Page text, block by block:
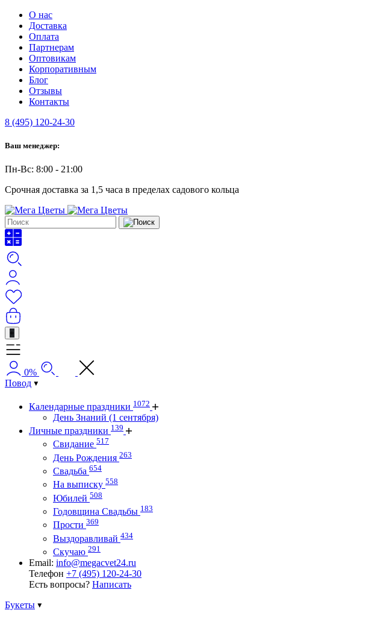
О нас
Доставка
Оплата
Партнерам
Оптовикам
Корпоративным
Блог
Отзывы
Контакты
8 (495) 120-24-30
Ваш менеджер:
Пн-Вс: 8:00 - 21:00
Срочная доставка за 1,5 часа в пределах садового кольца
+
0%
Повод
Календарные праздники 1072
День Знаний (1 сентября)
Личные праздники 139
Свидание 517
День Рождения 263
Свадьба 654
На выписку 558
Юбилей 508
Годовщина Свадьбы 183
Прости 369
Выздоравливай 434
Скучаю 291
Email: info@megacvet24.ru
Телефон +7 (495) 120-24-30
Есть вопросы? Написать
Букеты